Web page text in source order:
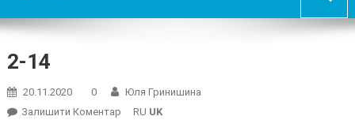
2-14
20.11.2020 0
Юля Гринишина
Залишити КоментарOn RU UK